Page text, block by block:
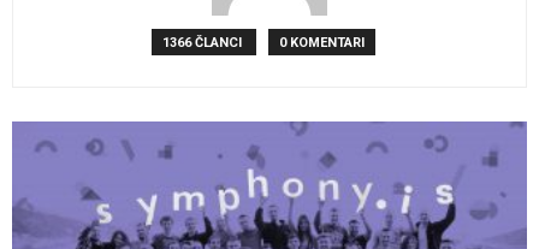
1366 ČLANCI 0 KOMENTARI